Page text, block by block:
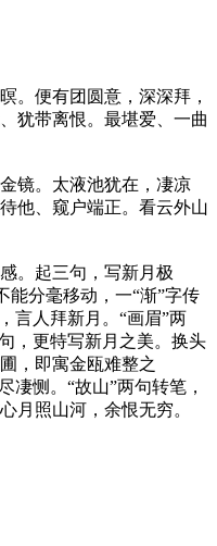
。便有团圆意，深深拜，
犹带离恨。最堪爱、一曲
镜。太液池犹在，凄凉
他、窥户端正。看云外山
。起三句，写新月极
能分毫移动，一“渐”字传
言人拜新月。“画眉”两
，更特写新月之美。换头
，即寓金瓯难整之
凄恻。“故山”两句转笔，
月照山河，余恨无穷。